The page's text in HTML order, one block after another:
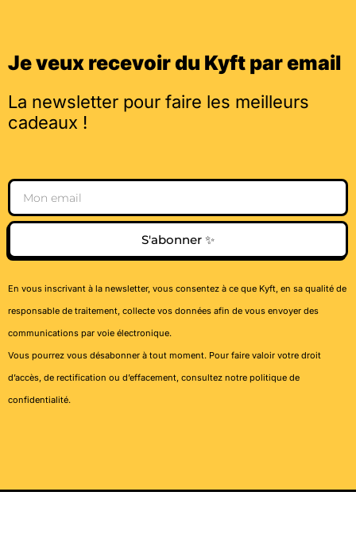
Je veux recevoir du Kyft par email
La newsletter pour faire les meilleurs
cadeaux !
Email
S'abonner ✨
En vous inscrivant à la newsletter, vous consentez à ce que Kyft, en sa qualité de
responsable de traitement, collecte vos données afin de vous envoyer des
communications par voie électronique.
Vous pourrez vous désabonner à tout moment. Pour faire valoir votre droit
d’accès, de rectification ou d’effacement, consultez notre politique de
confidentialité.